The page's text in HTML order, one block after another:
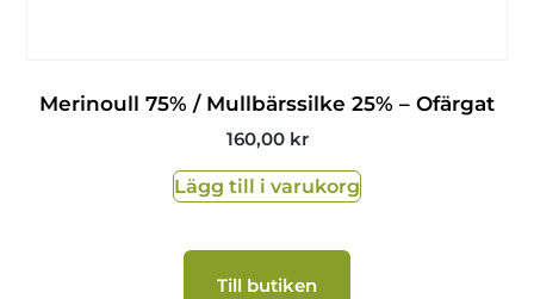
Merinoull 75% / Mullbärssilke 25% – Ofärgat
160,00 kr
Lägg till i varukorg
Till butiken